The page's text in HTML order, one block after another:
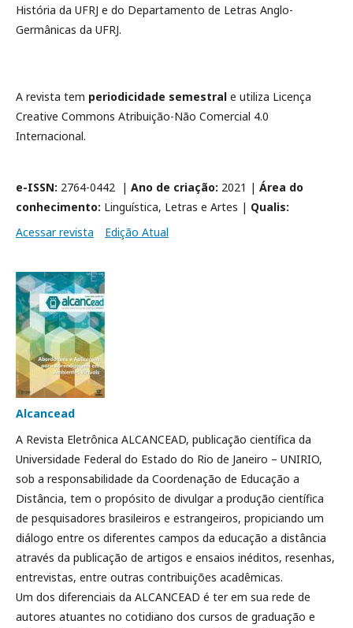
História da UFRJ e do Departamento de Letras Anglo-
Germânicas da UFRJ.
A revista tem periodicidade semestral e utiliza Licença
Creative Commons Atribuição-Não Comercial 4.0
Internacional.
e-ISSN: 2764-0442 | Ano de criação: 2021 | Área do
conhecimento: Linguística, Letras e Artes | Qualis:
Acessar revista
Edição Atual
Alcancead
A Revista Eletrônica ALCANCEAD, publicação científica da
Universidade Federal do Estado do Rio de Janeiro – UNIRIO,
sob a responsabilidade da Coordenação de Educação a
Distância, tem o propósito de divulgar a produção científica
de pesquisadores brasileiros e estrangeiros, propiciando um
diálogo entre os diferentes campos da educação a distância
através da publicação de artigos e ensaios inéditos, resenhas,
entrevistas, entre outras contribuições acadêmicas.
Um dos diferenciais da ALCANCEAD é ter em sua rede de
autores atuantes no cotidiano dos cursos de graduação e